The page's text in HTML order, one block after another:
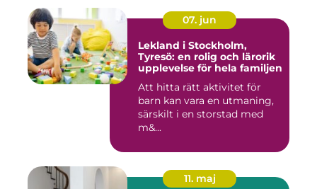
07. jun
Lekland i Stockholm,
Tyresö: en rolig och lärorik
upplevelse för hela familjen
Att hitta rätt aktivitet för
barn kan vara en utmaning,
särskilt i en storstad med
m&...
11. maj